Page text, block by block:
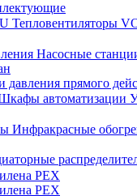
Тепловентиляторы
Насосные
давления прямого
автоматизации
Инфракрасные
PEX
PEX